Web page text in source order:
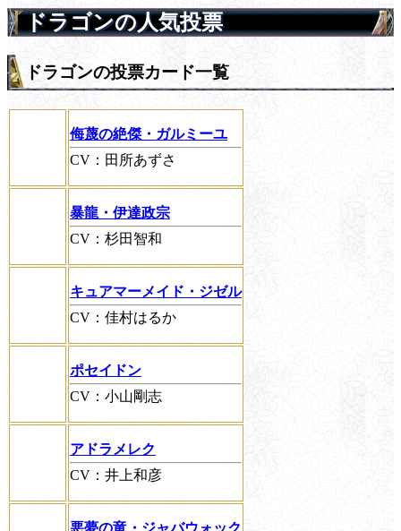
ドラゴンの人気投票
ドラゴンの投票カード一覧
侮蔑の絶傑・ガルミーユ
CV：田所あずさ
暴龍・伊達政宗
CV：杉田智和
キュアマーメイド・ジゼル
CV：佳村はるか
ポセイドン
CV：小山剛志
アドラメレク
CV：井上和彦
悪夢の竜・ジャバウォック